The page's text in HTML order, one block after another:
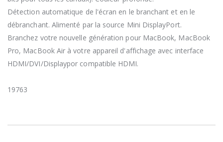
Détection automatique de l'écran en le branchant et en le
débranchant. Alimenté par la source Mini DisplayPort.
Branchez votre nouvelle génération pour MacBook, MacBook
Pro, MacBook Air à votre appareil d'affichage avec interface
HDMI/DVI/Displaypor compatible HDMI.
19763